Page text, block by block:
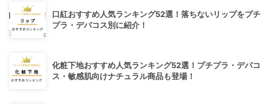
口紅おすすめ人気ランキング52選！落ちないリップをプチ
プラ・デパコス別に紹介！
化粧下地おすすめ人気ランキング52選！プチプラ・デパコ
ス・敏感肌向けナチュラル商品も登場！